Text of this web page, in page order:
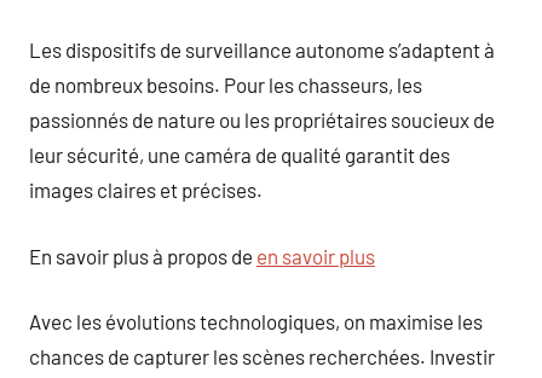
Les dispositifs de surveillance autonome s’adaptent à
de nombreux besoins. Pour les chasseurs, les
passionnés de nature ou les propriétaires soucieux de
leur sécurité, une caméra de qualité garantit des
images claires et précises.
En savoir plus à propos de en savoir plus
Avec les évolutions technologiques, on maximise les
chances de capturer les scènes recherchées. Investir